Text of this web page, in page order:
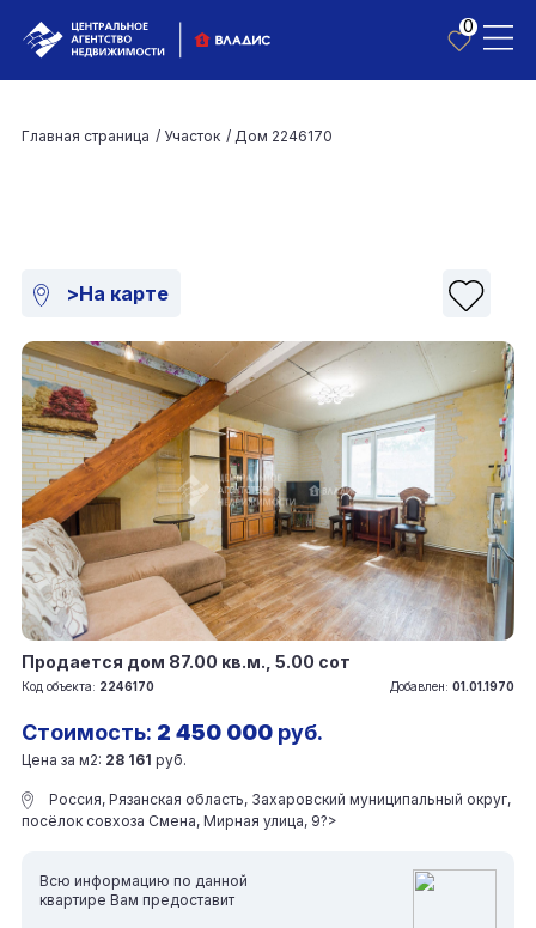
0
Главная страница / Участок / Дом 2246170
>На карте
Продается дом 87.00 кв.м., 5.00 сот
Код объекта: 2246170 Добавлен: 01.01.1970
Стоимость: 2 450 000 руб.
Цена за м2: 28 161 руб.
Россия, Рязанская область, Захаровский муниципальный округ,
посёлок совхоза Смена, Мирная улица, 9?>
Всю информацию по данной
квартире Вам предоставит